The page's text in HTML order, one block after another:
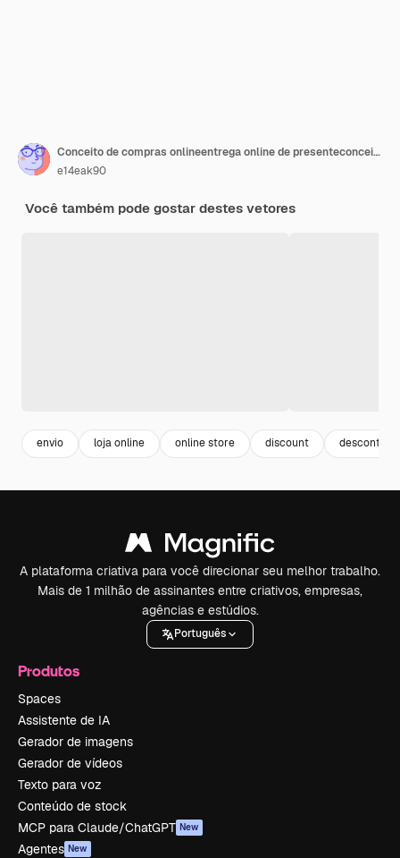
Conceito de compras onlineentrega online de presenteconceito de transporte
e14eak90
Você também pode gostar destes vetores
envio loja online online store discount desconto
A plataforma criativa para você direcionar seu melhor trabalho.
Mais de 1 milhão de assinantes entre criativos, empresas,
agências e estúdios.
Português
Produtos
Spaces
Assistente de IA
Gerador de imagens
Gerador de vídeos
Texto para voz
Conteúdo de stock
MCP para Claude/ChatGPT New
Agentes New